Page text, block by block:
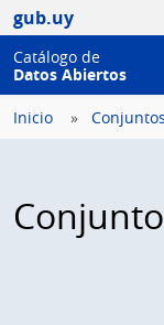
gub.uy
Catálogo de
Datos Abiertos
Inicio